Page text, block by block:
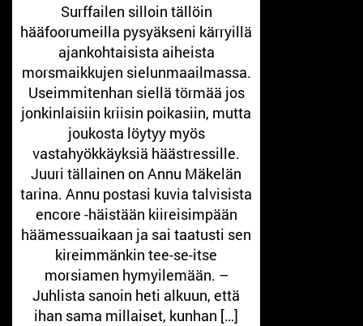
Surffailen silloin tällöin
hääfoorumeilla pysyäkseni kärryillä
ajankohtaisista aiheista
morsmaikkujen sielunmaailmassa.
Useimmitenhan siellä törmää jos
jonkinlaisiin kriisin poikasiin, mutta
joukosta löytyy myös
vastahyökkäyksiä häästressille.
Juuri tällainen on Annu Mäkelän
tarina. Annu postasi kuvia talvisista
encore -häistään kiireisimpään
häämessuaikaan ja sai taatusti sen
kireimmänkin tee-se-itse
morsiamen hymyilemään. –
Juhlista sanoin heti alkuun, että
ihan sama millaiset, kunhan […]